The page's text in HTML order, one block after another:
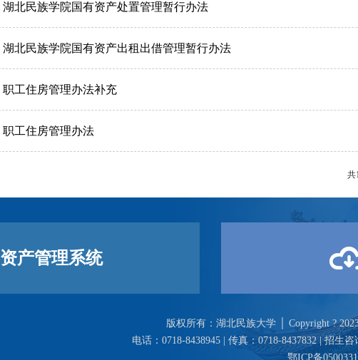
湖北民族学院国有资产处置管理暂行办法
湖北民族学院国有资产出租出借管理暂行办法
职工住房管理办法补充
职工住房管理办法
共
资产管理系统
版权所有：湖北民族大学 │ Copyright ?
电话：0718-8438945 | 传真：0718-8437832 | 招生咨
鄂ICP备